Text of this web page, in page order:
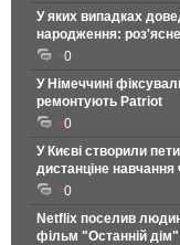
У яких випадках
народження:
0
У Німеччині
ремонтують Patriot
0
У Києві створили
дистанціне навчання
0
Netflix поселив
фільм "Останній дім"